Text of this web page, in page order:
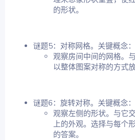
的形状。
谜题5：对称网格。关键概念
观察房间中间的网格。
以整体图案对称的方式
谜题6：旋转对称。关键概念
观察左侧的形状。与它
上的外观。选择与每个
的答案。